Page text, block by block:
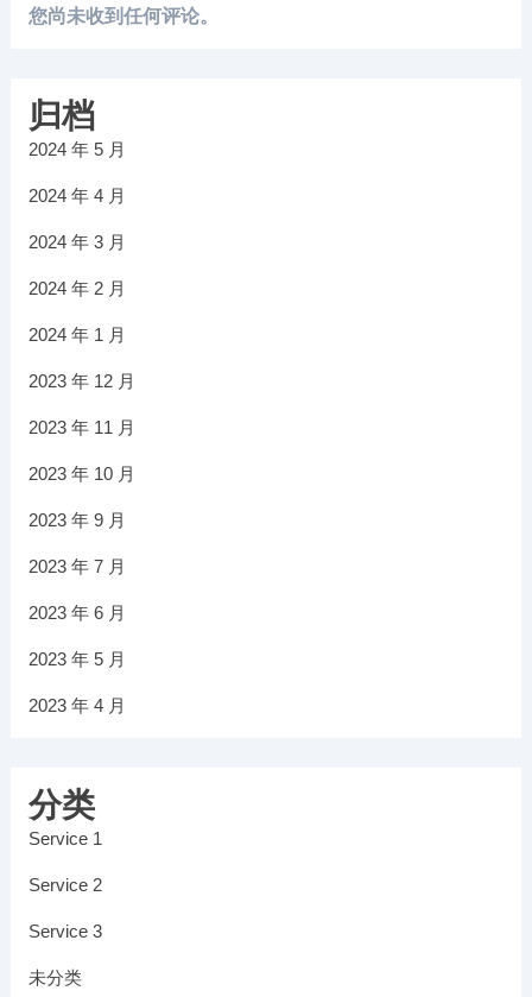
您尚未收到任何评论。
归档
2024 年 5 月
2024 年 4 月
2024 年 3 月
2024 年 2 月
2024 年 1 月
2023 年 12 月
2023 年 11 月
2023 年 10 月
2023 年 9 月
2023 年 7 月
2023 年 6 月
2023 年 5 月
2023 年 4 月
分类
Service 1
Service 2
Service 3
未分类